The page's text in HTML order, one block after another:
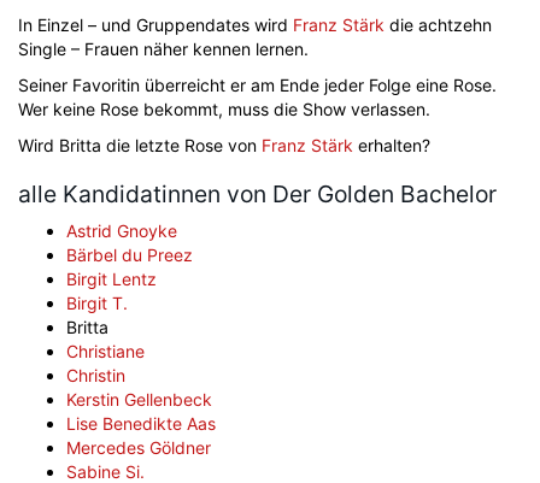
In Einzel – und Gruppendates wird Franz Stärk die achtzehn
Single – Frauen näher kennen lernen.
Seiner Favoritin überreicht er am Ende jeder Folge eine Rose.
Wer keine Rose bekommt, muss die Show verlassen.
Wird Britta die letzte Rose von Franz Stärk erhalten?
alle Kandidatinnen von Der Golden Bachelor
Astrid Gnoyke
Bärbel du Preez
Birgit Lentz
Birgit T.
Britta
Christiane
Christin
Kerstin Gellenbeck
Lise Benedikte Aas
Mercedes Göldner
Sabine Si.